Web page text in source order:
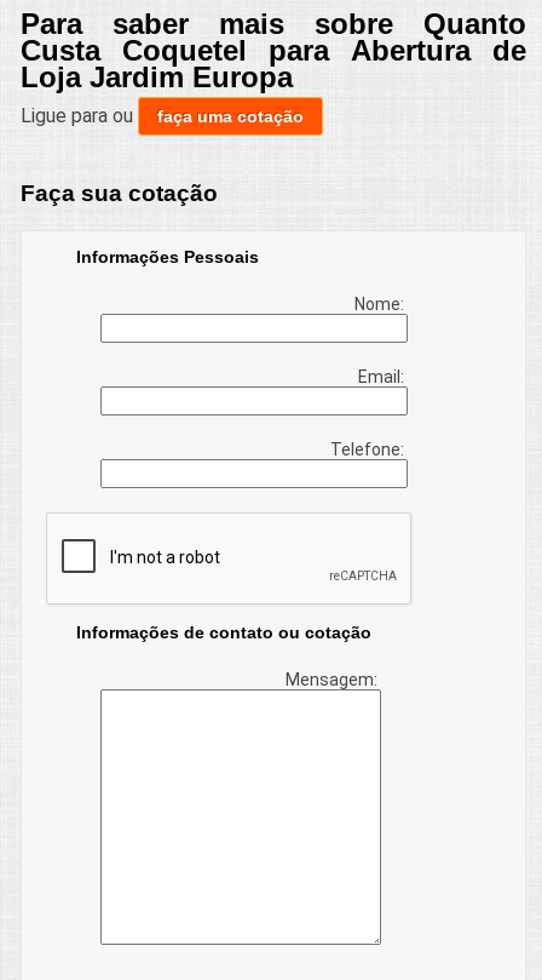
Para saber mais sobre Quanto
Custa Coquetel para Abertura de
Loja Jardim Europa
Ligue paraou faça uma cotação
Faça sua cotação
Informações Pessoais
Nome:
Email:
Telefone:
Informações de contato ou cotação
Mensagem: